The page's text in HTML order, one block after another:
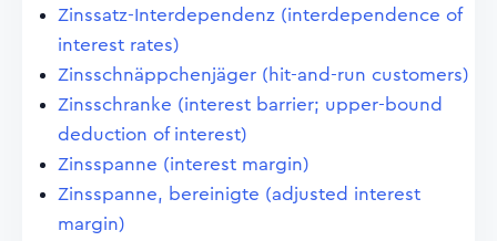
Zinssatz-Interdependenz (interdependence of
interest rates)
Zinsschnäppchenjäger (hit-and-run customers)
Zinsschranke (interest barrier; upper-bound
deduction of interest)
Zinsspanne (interest margin)
Zinsspanne, bereinigte (adjusted interest
margin)